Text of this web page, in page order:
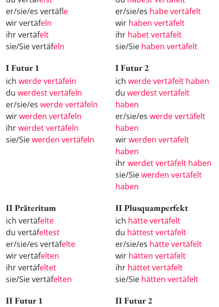
er/sie/es vertäfle
wir vertäfeln
ihr vertäfelt
sie/Sie vertäfeln
er/sie/es habe vertäfelt
wir haben vertäfelt
ihr habet vertäfelt
sie/Sie haben vertäfelt
I Futur 1
ich werde vertäfeln
du werdest vertäfeln
er/sie/es werde vertäfeln
wirwerden vertäfeln
ihrwerdet vertäfeln
sie/Siewerden vertäfeln
I Futur 2
ich werde vertäfelt haben
du werdest vertäfelt
haben
er/sie/es werde vertäfelt
haben
wirwerden vertäfelt
haben
ihrwerdet vertäfelt haben
sie/Siewerden vertäfelt
haben
II Präteritum
ich vertäfelte
du vertäfeltest
er/sie/es vertäfelte
wir vertäfelten
ihr vertäfeltet
sie/Sie vertäfelten
II Plusquamperfekt
ich hätte vertäfelt
du hättest vertäfelt
er/sie/es hätte vertäfelt
wir hätten vertäfelt
ihr hättet vertäfelt
sie/Sie hätten vertäfelt
II Futur 1 II Futur 2